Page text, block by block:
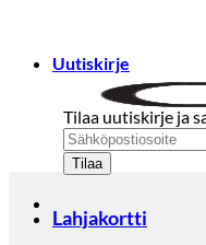
Uutiskirje
Tilaa uutiskirje ja
Lahjakortti